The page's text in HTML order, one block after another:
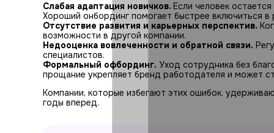
Слабая адаптация новичков. Если человек
Хороший онбординг помогает быстрее включиться в
Отсутствие развития и карьерных перспектив.
возможности в другой компании.
Недооценка вовлеченности и обратной связи.
специалистов.
Формальный офбординг. Уход сотрудника без
прощание укрепляет бренд работодателя и может
Компании, которые избегают этих ошибок,
годы вперед.